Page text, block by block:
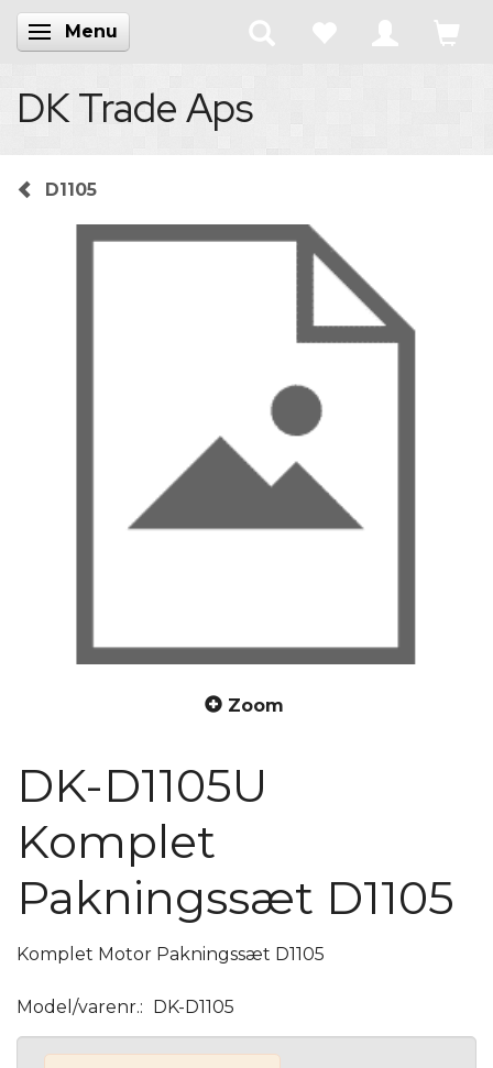
Skifte navigation
Menu
DK Trade Aps
D1105
Zoom
DK-D1105U
Komplet
Pakningssæt D1105
Komplet Motor Pakningssæt D1105
Model/varenr.: DK-D1105